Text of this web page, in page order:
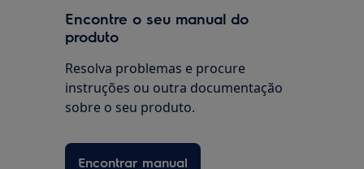
Encontre o seu manual do
produto
Resolva problemas e procure
instruções ou outra documentação
sobre o seu produto.
Encontrar manual